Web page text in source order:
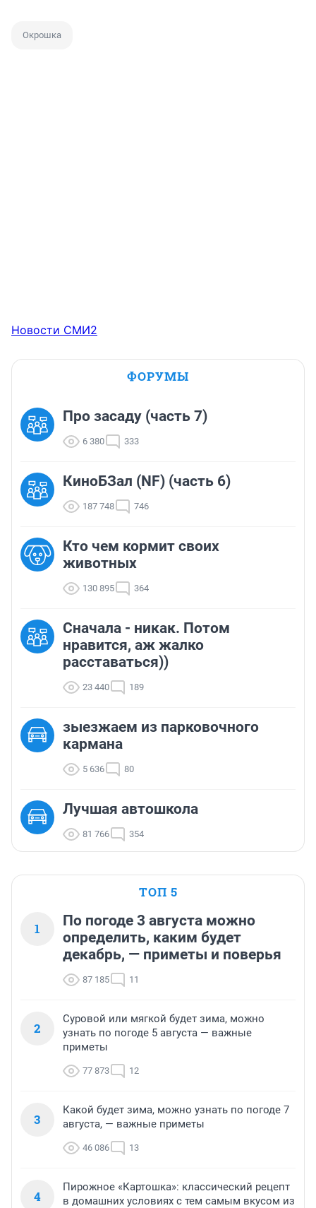
Окрошка
Новости СМИ2
ФОРУМЫ
Про засаду (часть 7)
6 380 333
КиноБЗал (NF) (часть 6)
187 748 746
Кто чем кормит своих
животных
130 895 364
Сначала - никак. Потом
нравится, аж жалко
расставаться))
23 440 189
зыезжаем из парковочного
кармана
5 636 80
Лучшая автошкола
81 766 354
ТОП 5
1
По погоде 3 августа можно
определить, каким будет
декабрь, — приметы и поверья
87 185 11
2
Суровой или мягкой будет зима, можно
узнать по погоде 5 августа — важные
приметы
77 873 12
3
Какой будет зима, можно узнать по погоде 7
августа, — важные приметы
46 086 13
4
Пирожное «Картошка»: классический рецепт
в домашних условиях с тем самым вкусом из